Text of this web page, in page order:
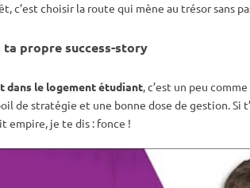
c’est choisir la route qui mène au trésor sans
ta propre success-story
dans le logement étudiant, c’est un peu
de stratégie et une bonne dose de gestion. Si
empire, je te dis : fonce !